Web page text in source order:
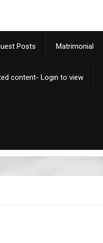
Posts Matrimonial
content- Login to view